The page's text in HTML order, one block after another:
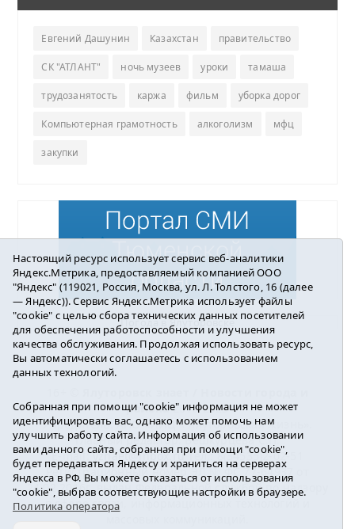
Евгений Дашунин Казахстан правительство
СК "АТЛАНТ" ночь музеев уроки тамаша
трудозанятость каржа фильм уборка дорог
Компьютерная грамотность алкоголизм мфц
закупки
Погода в Ялуторовске
района2016-2023
Учредитель: АНО «ИИЦ « Ялуторовская жизнь».
Главный редактор: Вешкурцева С.П.
E-mail:yznaet@inbox.ruТел.: 8(34535)2-02-51
Регистрационный номер ЭЛ № ФС 77-64937 от
24.02.2016г. выдан Федеральной службой по надзору
в сфере связи, информационных технологий и
Настоящий ресурс использует сервис веб-аналитики
Яндекс.Метрика, предоставляемый компанией ООО
"Яндекс" (119021, Россия, Москва, ул. Л. Толстого, 16 (далее
— Яндекс)). Сервис Яндекс.Метрика использует файлы
"cookie" с целью сбора технических данных посетителей
для обеспечения работоспособности и улучшения
качества обслуживания. Продолжая использовать ресурс,
Вы автоматически соглашаетесь с использованием
данных технологий.
Собранная при помощи "cookie" информация не может
идентифицировать вас, однако может помочь нам
улучшить работу сайта. Информация об использовании
вами данного сайта, собранная при помощи "cookie",
будет передаваться Яндексу и храниться на серверах
Яндекса в РФ. Вы можете отказаться от использования
"cookie", выбрав соответствующие настройки в браузере.
Политика оператора